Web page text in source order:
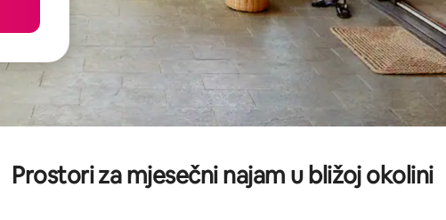
Prostori za mjesečni najam u bližoj okolini